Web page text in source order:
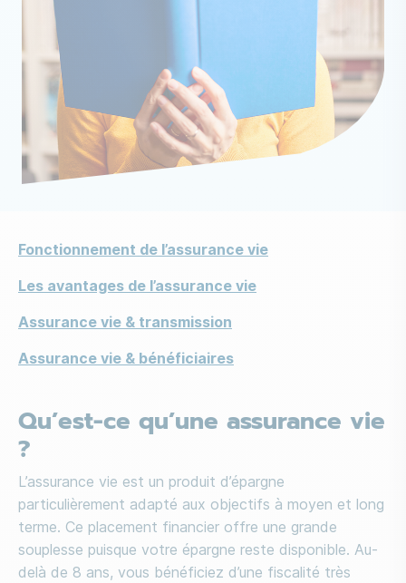
Liens
Fonctionnement de l’assurance vie
Les avantages de l’assurance vie
Assurance vie & transmission
Assurance vie & bénéficiaires
Qu’est-ce qu’une assurance vie
?
L’assurance vie est un produit d’épargne
particulièrement adapté aux objectifs à moyen et long
terme. Ce placement financier offre une grande
souplesse puisque votre épargne reste disponible. Au-
delà de 8 ans, vous bénéficiez d’une fiscalité très